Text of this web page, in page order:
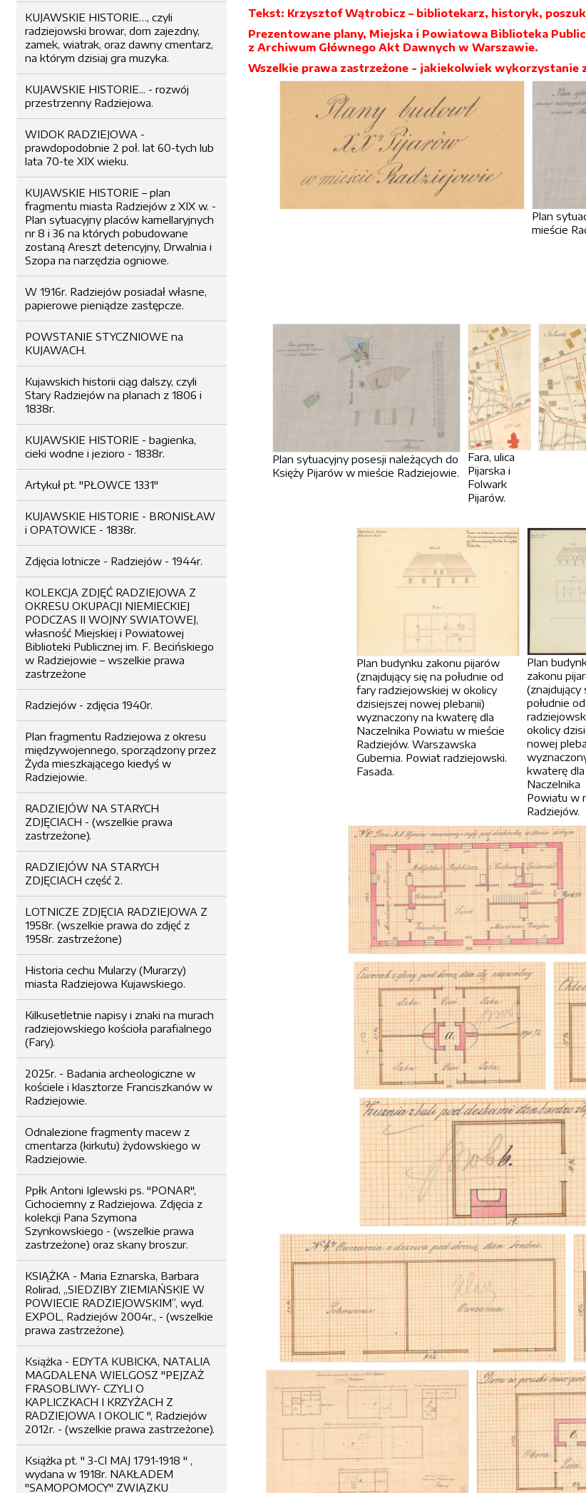
KUJAWSKIE HISTORIE…, czyli
radziejowski browar, dom zajezdny,
zamek, wiatrak, oraz dawny cmentarz,
na którym dzisiaj gra muzyka.
KUJAWSKIE HISTORIE... - rozwój
przestrzenny Radziejowa.
WIDOK RADZIEJOWA -
prawdopodobnie 2 poł. lat 60-tych lub
lata 70-te XIX wieku.
KUJAWSKIE HISTORIE – plan
fragmentu miasta Radziejów z XIX w. -
Plan sytuacyjny placów kamellaryjnych
nr 8 i 36 na których pobudowane
zostaną Areszt detencyjny, Drwalnia i
Szopa na narzędzia ogniowe.
W 1916r. Radziejów posiadał własne,
papierowe pieniądze zastępcze.
POWSTANIE STYCZNIOWE na
KUJAWACH.
Kujawskich historii ciąg dalszy, czyli
Stary Radziejów na planach z 1806 i
1838r.
KUJAWSKIE HISTORIE - bagienka,
cieki wodne i jezioro - 1838r.
Artykuł pt. "PŁOWCE 1331"
KUJAWSKIE HISTORIE - BRONISŁAW
i OPATOWICE - 1838r.
Zdjęcia lotnicze - Radziejów - 1944r.
KOLEKCJA ZDJĘĆ RADZIEJOWA Z
OKRESU OKUPACJI NIEMIECKIEJ
PODCZAS II WOJNY SWIATOWEJ,
własność Miejskiej i Powiatowej
Biblioteki Publicznej im. F. Becińskiego
w Radziejowie – wszelkie prawa
zastrzeżone
Radziejów - zdjęcia 1940r.
Plan fragmentu Radziejowa z okresu
międzywojennego, sporządzony przez
Żyda mieszkającego kiedyś w
Radziejowie.
RADZIEJÓW NA STARYCH
ZDJĘCIACH - (wszelkie prawa
zastrzeżone).
RADZIEJÓW NA STARYCH
ZDJĘCIACH część 2.
LOTNICZE ZDJĘCIA RADZIEJOWA Z
1958r. (wszelkie prawa do zdjęć z
1958r. zastrzeżone)
Historia cechu Mularzy (Murarzy)
miasta Radziejowa Kujawskiego.
Kilkusetletnie napisy i znaki na murach
radziejowskiego kościoła parafialnego
(Fary).
2025r. - Badania archeologiczne w
kościele i klasztorze Franciszkanów w
Radziejowie.
Odnalezione fragmenty macew z
cmentarza (kirkutu) żydowskiego w
Radziejowie.
Ppłk Antoni Iglewski ps. "PONAR",
Cichociemny z Radziejowa. Zdjęcia z
kolekcji Pana Szymona
Szynkowskiego - (wszelkie prawa
zastrzeżone) oraz skany broszur.
KSIĄŻKA - Maria Eznarska, Barbara
Rolirad, „SIEDZIBY ZIEMIAŃSKIE W
POWIECIE RADZIEJOWSKIM”, wyd.
EXPOL, Radziejów 2004r., - (wszelkie
prawa zastrzeżone).
Książka - EDYTA KUBICKA, NATALIA
MAGDALENA WIELGOSZ "PEJZAŻ
FRASOBLIWY- CZYLI O
KAPLICZKACH I KRZYŻACH Z
RADZIEJOWA I OKOLIC ", Radziejów
2012r. - (wszelkie prawa zastrzeżone).
Książka pt. " 3-CI MAJ 1791-1918 " ,
wydana w 1918r. NAKŁADEM
"SAMOPOMOCY" ZWIĄZKU
Tekst: Krzysztof Wątrobicz – bibliotekarz, historyk,
Prezentowane plany, Miejska i Powiatowa Biblioteka
z Archiwum Głównego Akt Dawnych w Warszawie.
Wszelkie prawa zastrzeżone - jakiekolwiek
Plan
mieście
Plan sytuacyjny posesji należących do
Księży Pijarów w mieście Radziejowie.
Fara, ulica
Pijarska i
Folwark
Pijarów.
Plan budynku zakonu pijarów
(znajdujący się na południe od
fary radziejowskiej w okolicy
dzisiejszej nowej plebanii)
wyznaczony na kwaterę dla
Naczelnika Powiatu w mieście
Radziejów. Warszawska
Gubernia. Powiat radziejowski.
Fasada.
Plan
zakonu
(znajdujący
południe
okolicy
nowej
kwaterę dla
Naczelnika
Powiatu w
Radziejów.